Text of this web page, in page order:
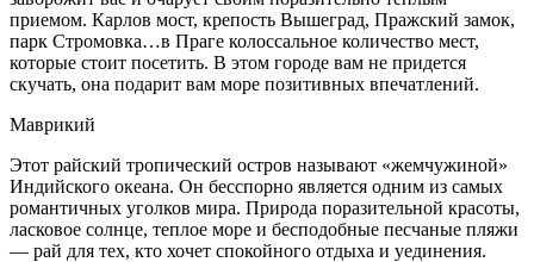
приемом. Карлов мост, крепость Вышеград, Пражский замок,
парк Стромовка…в Праге колоссальное количество мест,
которые стоит посетить. В этом городе вам не придется
скучать, она подарит вам море позитивных впечатлений.
Маврикий
Этот райский тропический остров называют «жемчужиной»
Индийского океана. Он бесспорно является одним из самых
романтичных уголков мира. Природа поразительной красоты,
ласковое солнце, теплое море и бесподобные песчаные пляжи
— рай для тех, кто хочет спокойного отдыха и уединения.